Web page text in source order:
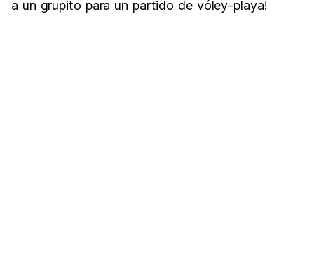
a un grupito para un partido de vóley-playa!